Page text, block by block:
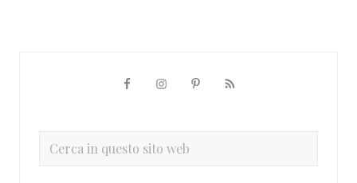
primaria
Cerca